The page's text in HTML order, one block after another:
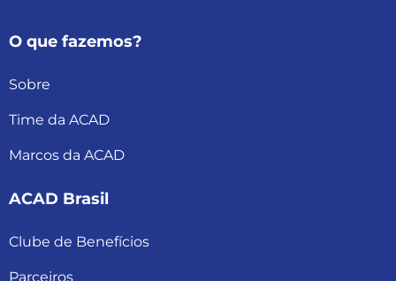
O que fazemos?
Sobre
Time da ACAD
Marcos da ACAD
ACAD Brasil
Clube de Benefícios
Parceiros